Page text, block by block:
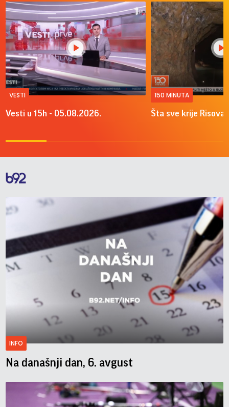
VESTI
Vesti u 15h - 05.08.2026.
150 MINUTA
Šta sve krije
INFO
Na današnji dan, 6. avgust